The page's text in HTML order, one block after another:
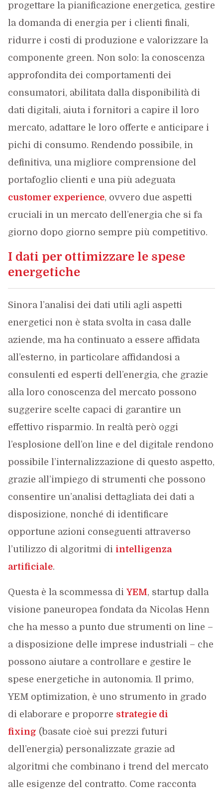
progettare la pianificazione energetica, gestire
la domanda di energia per i clienti finali,
ridurre i costi di produzione e valorizzare la
componente green. Non solo: la conoscenza
approfondita dei comportamenti dei
consumatori, abilitata dalla disponibilità di
dati digitali, aiuta i fornitori a capire il loro
mercato, adattare le loro offerte e anticipare i
pichi di consumo. Rendendo possibile, in
definitiva, una migliore comprensione del
portafoglio clienti e una più adeguata
customer experience, ovvero due aspetti
cruciali in un mercato dell’energia che si fa
giorno dopo giorno sempre più competitivo.
I dati per ottimizzare le spese
energetiche
Sinora l’analisi dei dati utili agli aspetti
energetici non è stata svolta in casa dalle
aziende, ma ha continuato a essere affidata
all’esterno, in particolare affidandosi a
consulenti ed esperti dell’energia, che grazie
alla loro conoscenza del mercato possono
suggerire scelte capaci di garantire un
effettivo risparmio. In realtà però oggi
l’esplosione dell’on line e del digitale rendono
possibile l’internalizzazione di questo aspetto,
grazie all’impiego di strumenti che possono
consentire un’analisi dettagliata dei dati a
disposizione, nonché di identificare
opportune azioni conseguenti attraverso
l’utilizzo di algoritmi di intelligenza
artificiale.
Questa è la scommessa di YEM, startup dalla
visione paneuropea fondata da Nicolas Henn
che ha messo a punto due strumenti on line –
a disposizione delle imprese industriali – che
possono aiutare a controllare e gestire le
spese energetiche in autonomia. Il primo,
YEM optimization, è uno strumento in grado
di elaborare e proporre strategie di
fixing (basate cioè sui prezzi futuri
dell’energia) personalizzate grazie ad
algoritmi che combinano i trend del mercato
alle esigenze del contratto. Come racconta